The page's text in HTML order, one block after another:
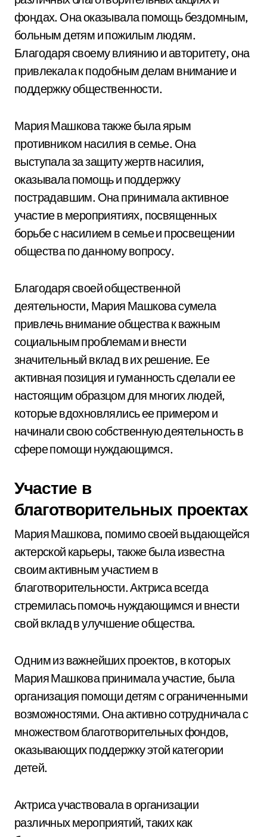
фондах. Она оказывала помощь бездомным,
больным детям и пожилым людям.
Благодаря своему влиянию и авторитету, она
привлекала к подобным делам внимание и
поддержку общественности.
Мария Машкова также была ярым
противником насилия в семье. Она
выступала за защиту жертв насилия,
оказывала помощь и поддержку
пострадавшим. Она принимала активное
участие в мероприятиях, посвященных
борьбе с насилием в семье и просвещении
общества по данному вопросу.
Благодаря своей общественной
деятельности, Мария Машкова сумела
привлечь внимание общества к важным
социальным проблемам и внести
значительный вклад в их решение. Ее
активная позиция и гуманность сделали ее
настоящим образцом для многих людей,
которые вдохновлялись ее примером и
начинали свою собственную деятельность в
сфере помощи нуждающимся.
Участие в
благотворительных проектах
Мария Машкова, помимо своей выдающейся
актерской карьеры, также была известна
своим активным участием в
благотворительности. Актриса всегда
стремилась помочь нуждающимся и внести
свой вклад в улучшение общества.
Одним из важнейших проектов, в которых
Мария Машкова принимала участие, была
организация помощи детям с ограниченными
возможностями. Она активно сотрудничала с
множеством благотворительных фондов,
оказывающих поддержку этой категории
детей.
Актриса участвовала в организации
различных мероприятий, таких как